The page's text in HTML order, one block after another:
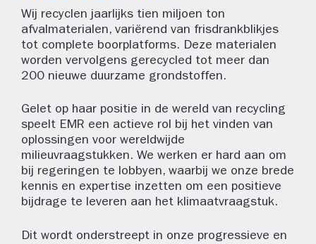
Wij recyclen jaarlijks tien miljoen ton
afvalmaterialen, variërend van frisdrankblikjes
tot complete boorplatforms. Deze materialen
worden vervolgens gerecycled tot meer dan
200 nieuwe duurzame grondstoffen.
Gelet op haar positie in de wereld van recycling
speelt EMR een actieve rol bij het vinden van
oplossingen voor wereldwijde
milieuvraagstukken. We werken er hard aan om
bij regeringen te lobbyen, waarbij we onze brede
kennis en expertise inzetten om een positieve
bijdrage te leveren aan het klimaatvraagstuk.
Dit wordt onderstreept in onze progressieve en